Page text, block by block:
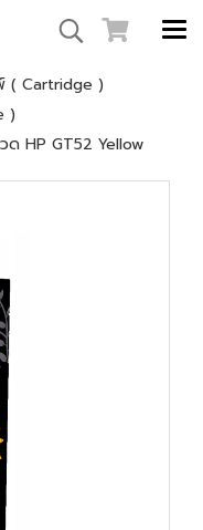
( Cartridge )
)
ด HP GT52 Yellow